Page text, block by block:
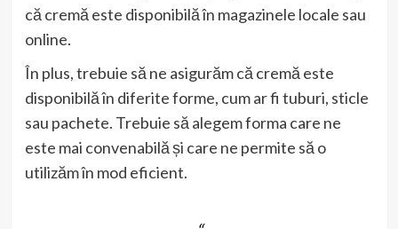
că cremă este disponibilă în magazinele locale sau
online.
În plus, trebuie să ne asigurăm că cremă este
disponibilă în diferite forme, cum ar fi tuburi, sticle
sau pachete. Trebuie să alegem forma care ne
este mai convenabilă și care ne permite să o
utilizăm în mod eficient.